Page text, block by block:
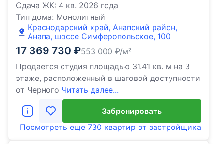
Сдача ЖК: 4 кв. 2026 года
Тип дома: Монолитный
Краснодарский край, Анапский район,
Анапа, шоссе Симферопольское, 100
17 369 730 ₽553 000 ₽/м²
Продается студия площадью 31.41 кв. м на 3
этаже, расположенный в шаговой доступности
от Черного Читать далее...
Забронировать
Посмотреть еще 730 квартир от застройщика